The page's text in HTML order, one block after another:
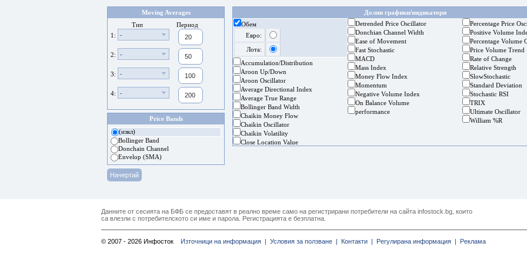
Moving Averages
Тип
Период
1:
-
2: -
3: -
4: -
Price Bands
(изкл)
Bollinger Band
Donchain Channel
Envelop (SMA)
Долни графики/индикатори
Обем
Евро:
Лота:
Accumulation/Distribution
Aroon Up/Down
Aroon Oscillator
Average Directional Index
Average True Range
Bollinger Band Width
Chaikin Money Flow
Chaikin Oscillator
Chaikin Volatility
Close Location Value
Detrended Price Oscillator
Donchian Channel Width
Ease of Movement
Fast Stochastic
MACD
Mass Index
Money Flow Index
Momentum
Negative Volume Index
On Balance Volume
performance
Percentage Price
Positive Volume
Percentage Volume
Price Volume Trend
Rate of Change
Relative Strength
SlowStochastic
Standard Deviation
Stochastic RSI
TRIX
Ultimate Oscillator
William %R
Данните от сесията на БФБ се предоставят в реално време само на регистрирани потребители на сайта infostock.bg, които
са влезли с потребителското си име и парола. Регистрацията е безплатна.
© 2007 - 2026 Инфосток Източници на информация | Условия за ползване | Контакти | Регулирана информация | Реклама